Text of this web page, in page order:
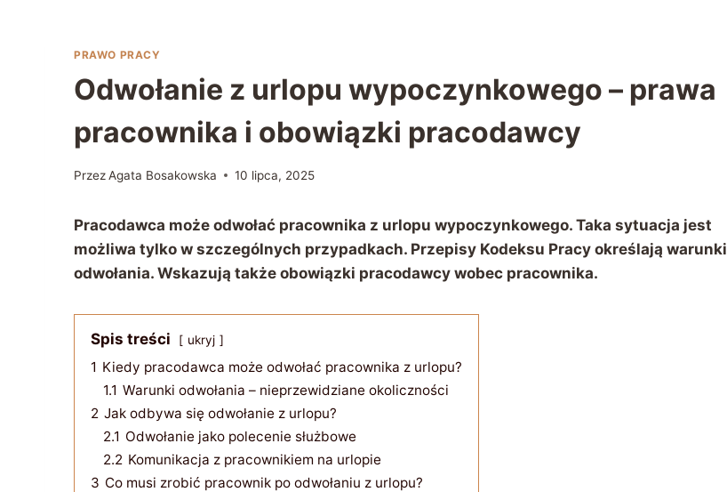
PRAWO PRACY
Odwołanie z urlopu wypoczynkowego – prawa
pracownika i obowiązki pracodawcy
PrzezAgata Bosakowska 10 lipca, 2025
Pracodawca może odwołać pracownika z urlopu wypoczynkowego. Taka sytuacja jest
możliwa tylko w szczególnych przypadkach. Przepisy Kodeksu Pracy określają warunki
odwołania. Wskazują także obowiązki pracodawcy wobec pracownika.
Spis treści ukryj
1 Kiedy pracodawca może odwołać pracownika z urlopu?
1.1 Warunki odwołania – nieprzewidziane okoliczności
2 Jak odbywa się odwołanie z urlopu?
2.1 Odwołanie jako polecenie służbowe
2.2 Komunikacja z pracownikiem na urlopie
3 Co musi zrobić pracownik po odwołaniu z urlopu?